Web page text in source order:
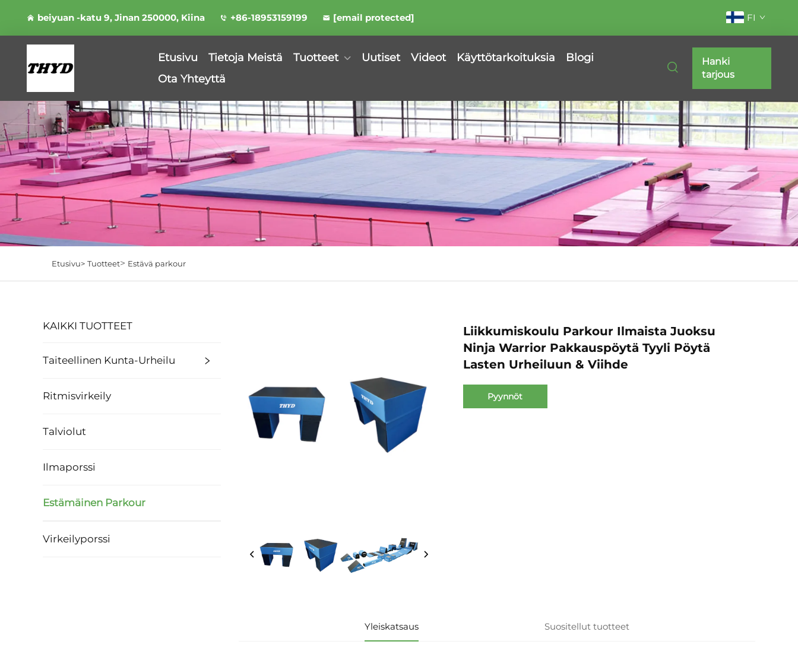
beiyuan -katu 9, Jinan 250000, Kiina +86-18953159199 [email protected] FI
Etusivu Tietoja Meistä Tuotteet Uutiset Videot Käyttötarkoituksia
Blogi
Ota Yhteyttä
Hanki
tarjous
Etusivu> Tuotteet> Estävä parkour
KAIKKI TUOTTEET
Taiteellinen Kunta-Urheilu
Ritmisvirkeily
Talviolut
Ilmaporssi
Estämäinen Parkour
Virkeilyporssi
Liikkumiskoulu Parkour Ilmaista Juoksu
Ninja Warrior Pakkauspöytä Tyyli Pöytä
Lasten Urheiluun & Viihde
Pyynnöt
Yleiskatsaus Suositellut tuotteet